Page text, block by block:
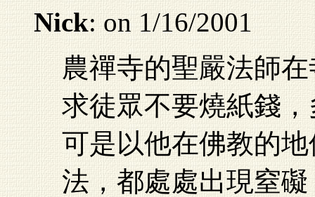
Nick: on 1/16/2001
農禪寺的聖嚴法師
求徒眾不要燒紙錢
可是以他在佛教的
法，都處處出現窒